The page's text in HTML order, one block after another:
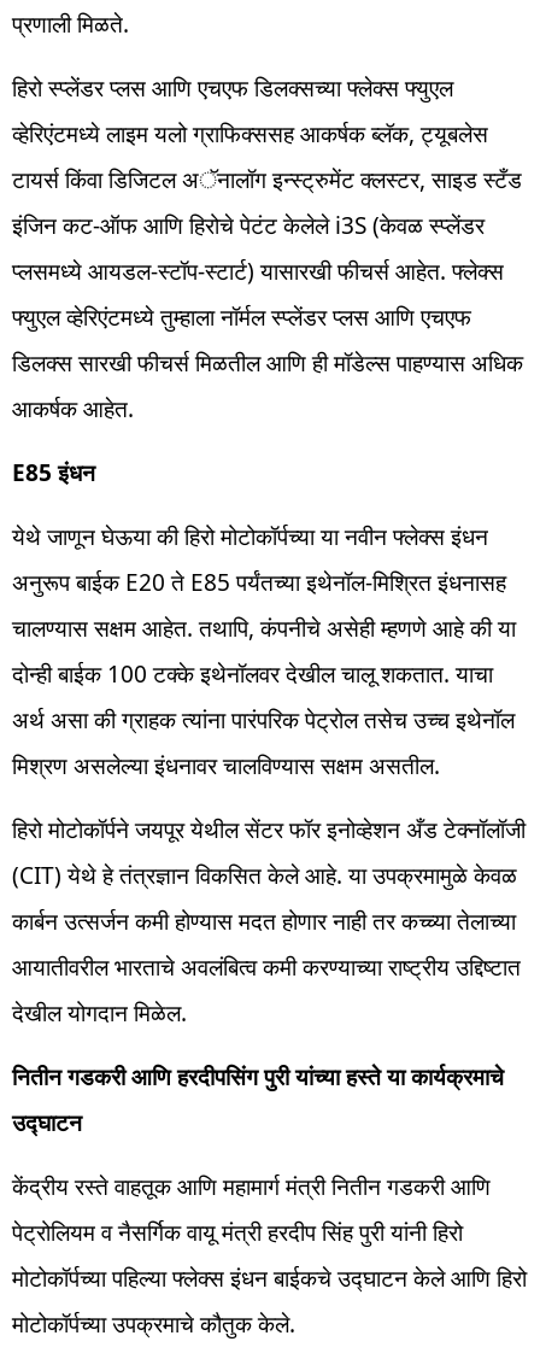
प्रणाली मिळते.
हिरो स्प्लेंडर प्लस आणि एचएफ डिलक्सच्या फ्लेक्स फ्युएल
व्हेरिएंटमध्ये लाइम यलो ग्राफिक्ससह आकर्षक ब्लॅक, ट्यूबलेस
टायर्स किंवा डिजिटल अॅनालॉग इन्स्ट्रुमेंट क्लस्टर, साइड स्टँड
इंजिन कट-ऑफ आणि हिरोचे पेटंट केलेले i3S (केवळ स्प्लेंडर
प्लसमध्ये आयडल-स्टॉप-स्टार्ट) यासारखी फीचर्स आहेत. फ्लेक्स
फ्युएल व्हेरिएंटमध्ये तुम्हाला नॉर्मल स्प्लेंडर प्लस आणि एचएफ
डिलक्स सारखी फीचर्स मिळतील आणि ही मॉडेल्स पाहण्यास अधिक
आकर्षक आहेत.
E85 इंधन
येथे जाणून घेऊया की हिरो मोटोकॉर्पच्या या नवीन फ्लेक्स इंधन
अनुरूप बाईक E20 ते E85 पर्यंतच्या इथेनॉल-मिश्रित इंधनासह
चालण्यास सक्षम आहेत. तथापि, कंपनीचे असेही म्हणणे आहे की या
दोन्ही बाईक 100 टक्के इथेनॉलवर देखील चालू शकतात. याचा
अर्थ असा की ग्राहक त्यांना पारंपरिक पेट्रोल तसेच उच्च इथेनॉल
मिश्रण असलेल्या इंधनावर चालविण्यास सक्षम असतील.
हिरो मोटोकॉर्पने जयपूर येथील सेंटर फॉर इनोव्हेशन अँड टेक्नॉलॉजी
(CIT) येथे हे तंत्रज्ञान विकसित केले आहे. या उपक्रमामुळे केवळ
कार्बन उत्सर्जन कमी होण्यास मदत होणार नाही तर कच्च्या तेलाच्या
आयातीवरील भारताचे अवलंबित्व कमी करण्याच्या राष्ट्रीय उद्दिष्टात
देखील योगदान मिळेल.
नितीन गडकरी आणि हरदीपसिंग पुरी यांच्या हस्ते या कार्यक्रमाचे
उद्घाटन
केंद्रीय रस्ते वाहतूक आणि महामार्ग मंत्री नितीन गडकरी आणि
पेट्रोलियम व नैसर्गिक वायू मंत्री हरदीप सिंह पुरी यांनी हिरो
मोटोकॉर्पच्या पहिल्या फ्लेक्स इंधन बाईकचे उद्घाटन केले आणि हिरो
मोटोकॉर्पच्या उपक्रमाचे कौतुक केले.